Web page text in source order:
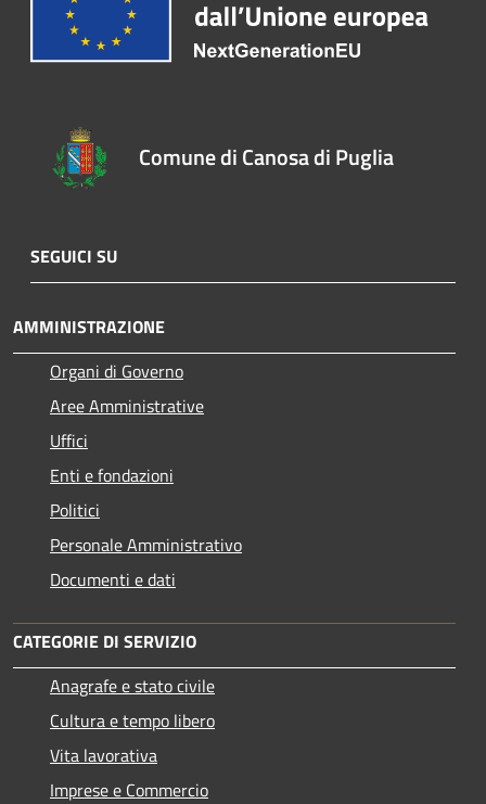
Comune di Canosa di Puglia
SEGUICI SU
AMMINISTRAZIONE
Organi di Governo
Aree Amministrative
Uffici
Enti e fondazioni
Politici
Personale Amministrativo
Documenti e dati
CATEGORIE DI SERVIZIO
Anagrafe e stato civile
Cultura e tempo libero
Vita lavorativa
Imprese e Commercio